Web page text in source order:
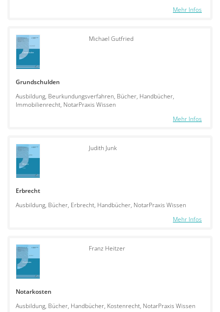
Mehr Infos
Michael Gutfried
Grundschulden
Ausbildung, Beurkundungsverfahren, Bücher, Handbücher,
Immobilienrecht, NotarPraxis Wissen
Mehr Infos
Judith Junk
Erbrecht
Ausbildung, Bücher, Erbrecht, Handbücher, NotarPraxis Wissen
Mehr Infos
Franz Heitzer
Notarkosten
Ausbildung, Bücher, Handbücher, Kostenrecht, NotarPraxis Wissen